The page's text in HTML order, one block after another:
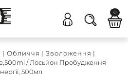
0
| Обличчя | Зволоження |
/ Лосьйон Пробудження
500мл